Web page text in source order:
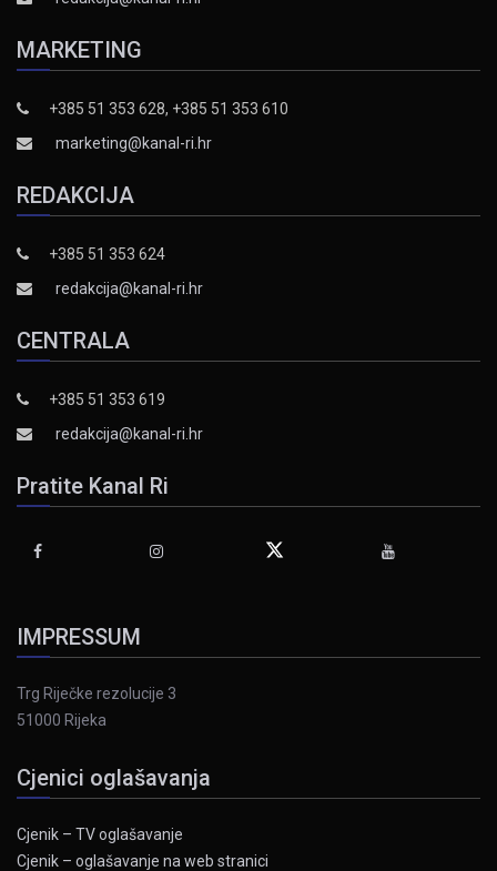
MARKETING
+385 51 353 628, +385 51 353 610
marketing@kanal-ri.hr
REDAKCIJA
+385 51 353 624
redakcija@kanal-ri.hr
CENTRALA
+385 51 353 619
redakcija@kanal-ri.hr
Pratite Kanal Ri
IMPRESSUM
Trg Riječke rezolucije 3
51000 Rijeka
Cjenici oglašavanja
Cjenik – TV oglašavanje
Cjenik – oglašavanje na web stranici